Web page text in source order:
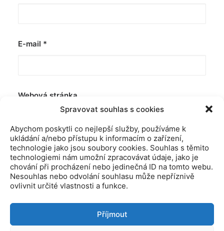
Spravovat souhlas s cookies
Abychom poskytli co nejlepší služby, používáme k
ukládání a/nebo přístupu k informacím o zařízení,
technologie jako jsou soubory cookies. Souhlas s těmito
technologiemi nám umožní zpracovávat údaje, jako je
chování při procházení nebo jedinečná ID na tomto webu.
Nesouhlas nebo odvolání souhlasu může nepříznivě
ovlivnit určité vlastnosti a funkce.
Příjmout
E-mail *
Webová stránka